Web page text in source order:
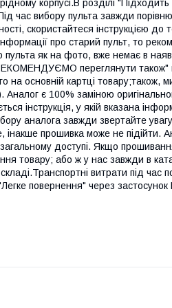
корпусі.В розділі
час вибору пульта завжди
скористайтеся інструкцією до
про старий пульт, то
пульта як на фото, вже немає в
"РЕКОМЕНДУЄМО переглянути
на основній картці
Аналог є 100% заміною
інструкція, у якій вказана
аналога завжди звертайте
прошивка може не підійти.
доступі. Якщо
товару; або ж у нас завжди в
витрати під час
повернення" через